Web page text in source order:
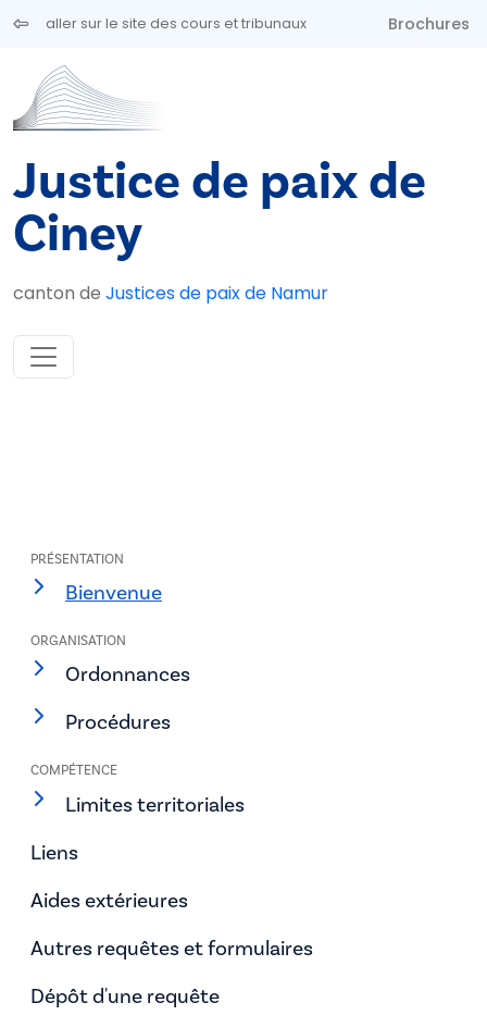
Aller au contenu principal
aller sur le site des cours et tribunaux Brochures
Justice de paix de
Ciney
canton de Justices de paix de Namur
PRÉSENTATION
Bienvenue
ORGANISATION
Ordonnances
Procédures
COMPÉTENCE
Limites territoriales
Liens
Aides extérieures
Autres requêtes et formulaires
Dépôt d'une requête